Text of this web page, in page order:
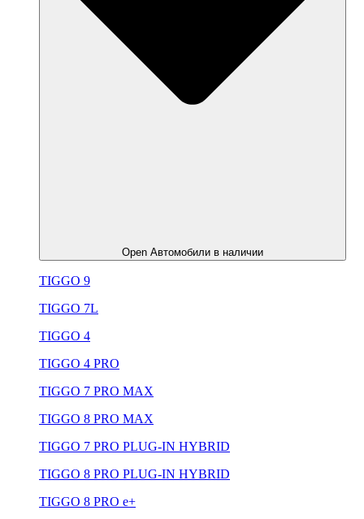
Open Автомобили в наличии
TIGGO 9
TIGGO 7L
TIGGO 4
TIGGO 4 PRO
TIGGO 7 PRO MAX
TIGGO 8 PRO MAX
TIGGO 7 PRO PLUG-IN HYBRID
TIGGO 8 PRO PLUG-IN HYBRID
TIGGO 8 PRO е+